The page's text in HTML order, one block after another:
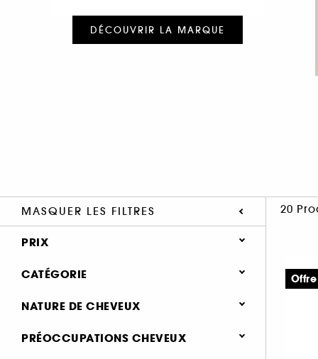
DÉCOUVRIR LA MARQUE
MASQUER LES FILTRES 20
PRIX
CATÉGORIE
Cheveux
Hydratation & nutrition (13)
NATURE DE CHEVEUX
Secs (11)
PRÉOCCUPATIONS CHEVEUX